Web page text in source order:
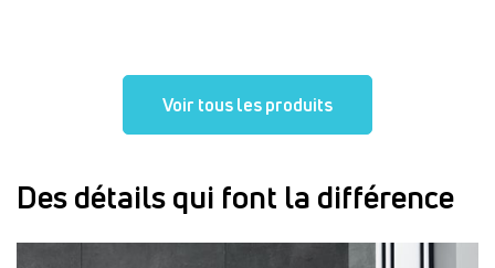
Voir tous les produits
Des détails qui font la différence